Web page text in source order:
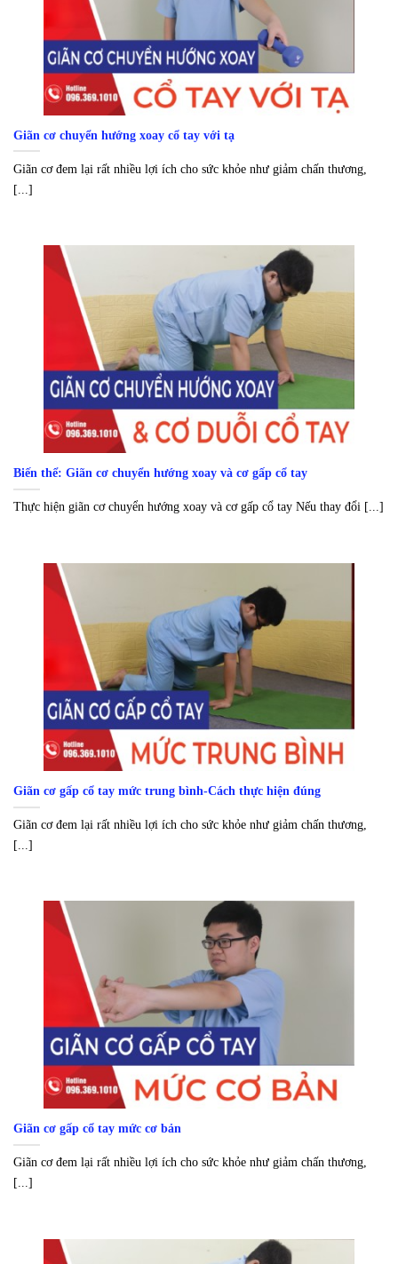
Giãn cơ chuyển hướng xoay cổ tay với tạ
Giãn cơ đem lại rất nhiều lợi ích cho sức khỏe như giảm chấn thương,
[...]
Biến thể: Giãn cơ chuyển hướng xoay và cơ gấp cổ tay
Thực hiện giãn cơ chuyển hướng xoay và cơ gấp cổ tay Nếu thay đổi [...]
Giãn cơ gấp cổ tay mức trung bình-Cách thực hiện đúng
Giãn cơ đem lại rất nhiều lợi ích cho sức khỏe như giảm chấn thương,
[...]
Giãn cơ gấp cổ tay mức cơ bản
Giãn cơ đem lại rất nhiều lợi ích cho sức khỏe như giảm chấn thương,
[...]